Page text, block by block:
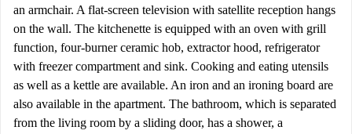
an armchair. A flat-screen television with satellite reception hangs
on the wall. The kitchenette is equipped with an oven with grill
function, four-burner ceramic hob, extractor hood, refrigerator
with freezer compartment and sink. Cooking and eating utensils
as well as a kettle are available. An iron and an ironing board are
also available in the apartment. The bathroom, which is separated
from the living room by a sliding door, has a shower, a